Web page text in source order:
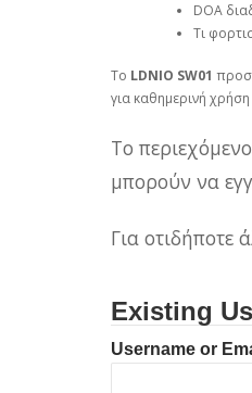
DOA
Τι
Το LDNIO SW01
για καθημερινή
Το
μπορούν να
Για οτιδήποτε
Existing
Username or